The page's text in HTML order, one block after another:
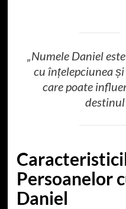
„Numele Daniel
cu înțelepciunea
care poate
destinul
Persoanelor
Daniel